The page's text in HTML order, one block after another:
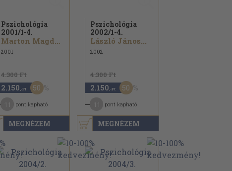
MEGNÉZEM
Pszichológia
2001/1-4.
Marton Magda...
2001
4.300 Ft
2.150 ,-Ft 50
pont kapható
MEGNÉZEM
Pszichológia
2002/1-4.
László János...
2002
4.300 Ft
2.150 ,-Ft 50
pont kapható